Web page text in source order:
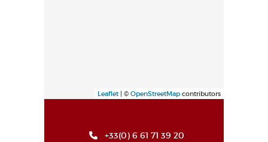
Leaflet| © OpenStreetMap contributors
+33(0) 6 61 71 39 20